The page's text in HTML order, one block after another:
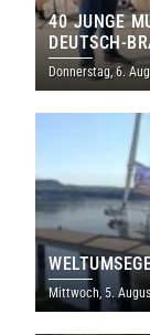
40 JUNGE
DEUTSCH-
THOLEY
Donnerstag, 6.
Mittwoch, 5.